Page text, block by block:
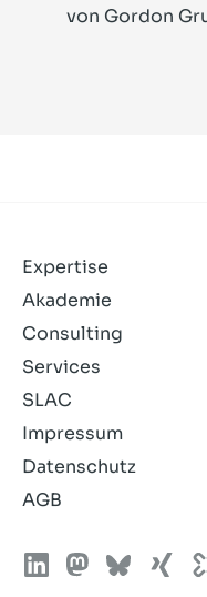
von Gordon
Expertise
Akademie
Consulting
Services
SLAC
Impressum
Datenschutz
AGB